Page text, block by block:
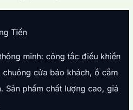
Tiến
minh: công tắc điều khiển
cửa báo khách, ổ cắm
Sản phẩm chất lượng cao, giá